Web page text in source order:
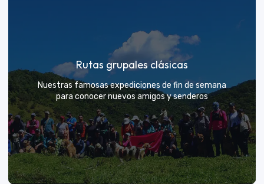
Rutas grupales clásicas
Nuestras famosas expediciones de fin de semana
para conocer nuevos amigos y senderos